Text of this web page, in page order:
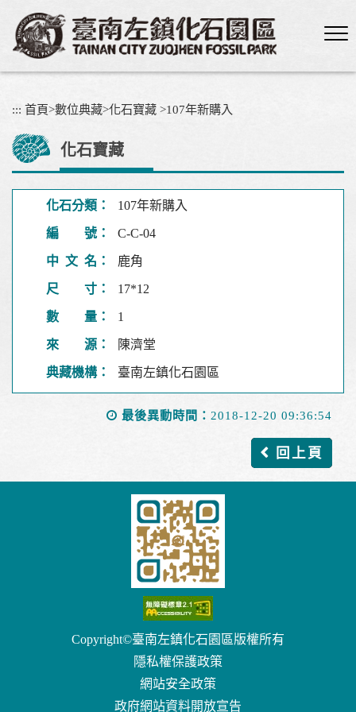
內
::: 首頁>數位典藏>化石寶藏 >107年新購入
化石寶藏
化石分類： 107年新購入
編 號： C-C-04
中 文 名： 鹿角
尺 寸： 17*12
數 量： 1
來 源： 陳濟堂
典藏機構： 臺南左鎮化石園區
最後異動時間： 2018-12-20 09:36:54
回上頁
Copyright©臺南左鎮化石園區版權所有
隱私權保護政策
網站安全政策
政府網站資料開放宣告